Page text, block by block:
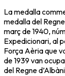
La medalla
medalla del
març de 1940,
Expedicionari, al
Força Aèria que
de 1939 van
del Regne